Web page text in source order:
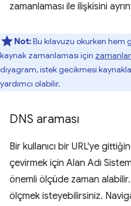
zamanlaması ile ilişkisini
Not:Bu kılavuzu okurken
kaynak zamanlaması için
diyagram, istek gecikmesi
yardımcı olabilir.
DNS araması
Bir kullanıcı bir URL'ye
çevirmek için Alan Adı
önemli ölçüde zaman
ölçmek isteyebilirsiniz.